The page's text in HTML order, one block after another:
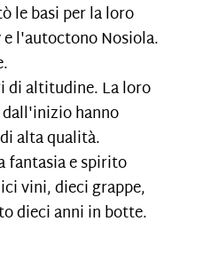
le basi per la loro
l'autoctono Nosiola.
di altitudine. La loro
hanno
alta qualità.
fantasia e spirito
vini, dieci grappe,
dieci anni in botte.